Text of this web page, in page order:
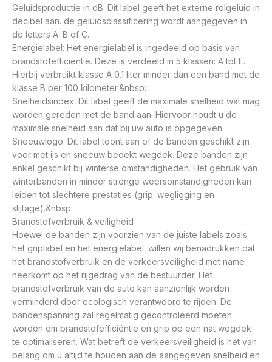
Geluidsproductie in dB: Dit label geeft het externe rolgeluid in
decibel aan. de geluidsclassificering wordt aangegeven in
de letters A. B of C.
Energielabel: Het energielabel is ingedeeld op basis van
brandstofefficiëntie. Deze is verdeeld in 5 klassen: A tot E.
Hierbij verbruikt klasse A 0.1 liter minder dan een band met de
klasse B per 100 kilometer.&nbsp:
Snelheidsindex: Dit label geeft de maximale snelheid wat mag
worden gereden met de band aan. Hiervoor houdt u de
maximale snelheid aan dat bij uw auto is opgegeven.
Sneeuwlogo: Dit label toont aan of de banden geschikt zijn
voor met ijs en sneeuw bedekt wegdek. Deze banden zijn
enkel geschikt bij winterse omstandigheden. Het gebruik van
winterbanden in minder strenge weersomstandigheden kan
leiden tot slechtere prestaties (grip. wegligging en
slijtage).&nbsp:
Brandstofverbruik & veiligheid
Hoewel de banden zijn voorzien van de juiste labels zoals
het griplabel en het energielabel. willen wij benadrukken dat
het brandstofverbruik en de verkeersveiligheid met name
neerkomt op het rijgedrag van de bestuurder. Het
brandstofverbruik van de auto kan aanzienlijk worden
verminderd door ecologisch verantwoord te rijden. De
bandenspanning zal regelmatig gecontroleerd moeten
worden om brandstofefficiëntie en grip op een nat wegdek
te optimaliseren. Wat betreft de verkeersveiligheid is het van
belang om u altijd te houden aan de aangegeven snelheid en